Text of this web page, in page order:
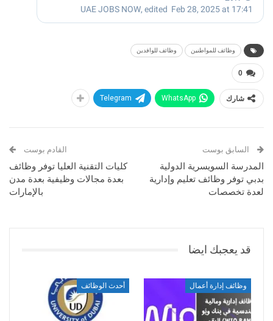
وظائف للمواطنين وظائف للوافدين
0
شارك WhatsApp
Telegram
السابق بوست
المدرسة السويسرية الدولية
بدبي توفر وظائف تعليم وإدارية
لعدة تخصصات
القادم بوست
كليات التقنية العليا توفر وظائف
بعدة مجالات وظيفية بعدة مدن
بالإمارات
قد يعجبك ايضا
وظائف إدارة أعمال أحدث الوظائف